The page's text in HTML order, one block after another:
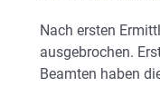
Nach ersten
ausgebrochen.
Beamten haben